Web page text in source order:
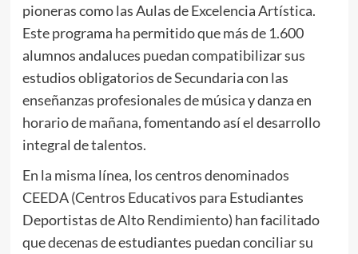
pioneras como las Aulas de Excelencia Artística.
Este programa ha permitido que más de 1.600
alumnos andaluces puedan compatibilizar sus
estudios obligatorios de Secundaria con las
enseñanzas profesionales de música y danza en
horario de mañana, fomentando así el desarrollo
integral de talentos.
En la misma línea, los centros denominados
CEEDA (Centros Educativos para Estudiantes
Deportistas de Alto Rendimiento) han facilitado
que decenas de estudiantes puedan conciliar su